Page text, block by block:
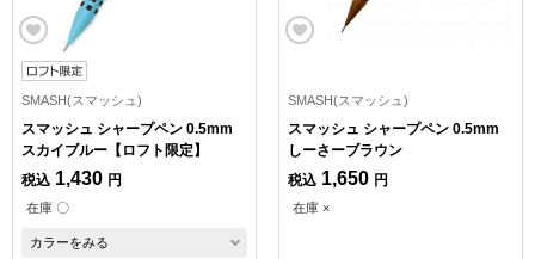
SMASH(スマッシュ)
スマッシュ シャープペン 0.5mm
スカイブルー【ロフト限定】
税込 1,430 円
在庫 〇
カラーをみる
SMASH(スマッシュ)
スマッシュ シャープペン 0.5mm
しーさーブラウン
税込 1,650 円
在庫 ×